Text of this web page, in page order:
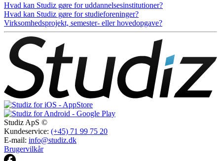
Hvad kan Studiz gøre for uddannelsesinstitutioner?
Hvad kan Studiz gøre for studieforeninger?
Virksomhedsprojekt, semester- eller hovedopgave?
Studiz ApS ©
Kundeservice: (+45) 71 99 75 20
E-mail: info@studiz.dk
Brugervilkår